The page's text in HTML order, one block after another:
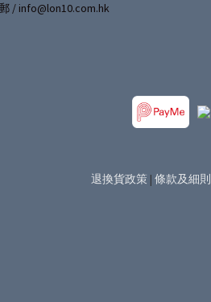
/ info@lon10.com.hk
退換貨政策 | 條款及細則